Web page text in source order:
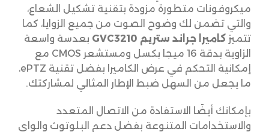
ميكروفونات متطورة مزودة بتقنية تشكيل الشعاع،
والتي تضمن لك وضوح الصوت من جميع الزوايا، كما
تتميز كاميرا جراند ستريم GVC3210
بعدسة واسعة
الزاوية بدقة 16 ميجا بكسل ومستشعر CMOS مع
إمكانية التحكم في عرض الكاميرا بفضل تقنية ePTZ،
ما يجعل من السهل ضبط الإطار المثالي لمشاركتك.
بإمكانك أيضًا الاستفادة من الاتصال المتعدد
والاستخدامات المتنوعة بفضل دعم البلوتوث والواي